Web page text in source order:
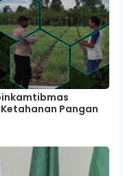
Pangan